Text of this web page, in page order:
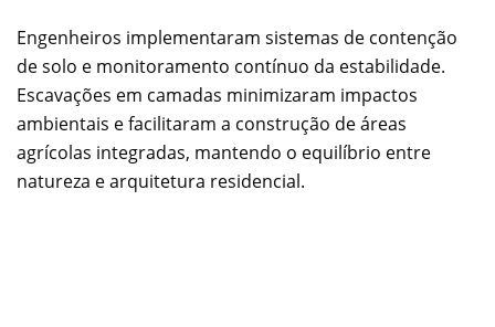
Engenheiros implementaram sistemas de contenção
de solo e monitoramento contínuo da estabilidade.
Escavações em camadas minimizaram impactos
ambientais e facilitaram a construção de áreas
agrícolas integradas, mantendo o equilíbrio entre
natureza e arquitetura residencial.